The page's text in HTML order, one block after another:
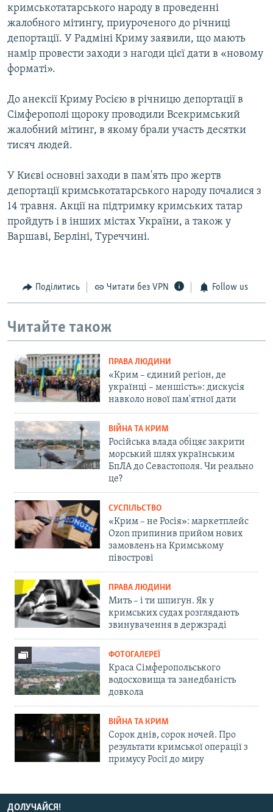
кримськотатарського народу в проведенні
жалобного мітингу, приуроченого до річниці
депортації. У Радміні Криму заявили, що мають
намір провести заходи з нагоди цієї дати в «новому
форматі».
До анексії Криму Росією в річницю депортації в
Сімферополі щороку проводили Всекримський
жалобний мітинг, в якому брали участь десятки
тисяч людей.
У Києві основні заходи в пам'ять про жертв
депортації кримськотатарського народу почалися з
14 травня. Акції на підтримку кримських татар
пройдуть і в інших містах України, а також у
Варшаві, Берліні, Туреччині.
Поділитись Читати без VPN Follow us
Читайте також
ПРАВА ЛЮДИНИ
«Крим – єдиний регіон, де
українці – меншість»: дискусія
навколо нової пам'ятної дати
ВІЙНА ТА КРИМ
Російська влада обіцяє закрити
морський шлях українським
БпЛА до Севастополя. Чи реально
це?
СУСПІЛЬСТВО
«Крим – не Росія»: маркетплейс
Ozon припинив прийом нових
замовлень на Кримському
півострові
ПРАВА ЛЮДИНИ
Мить – і ти шпигун. Як у
кримських судах розглядають
звинувачення в держзраді
ФОТОГАЛЕРЕЇ
Краса Сімферопольського
водосховища та занедбаність
довкола
ВІЙНА ТА КРИМ
Сорок днів, сорок ночей. Про
результати кримської операції з
примусу Росії до миру
ДОЛУЧАЙСЯ!